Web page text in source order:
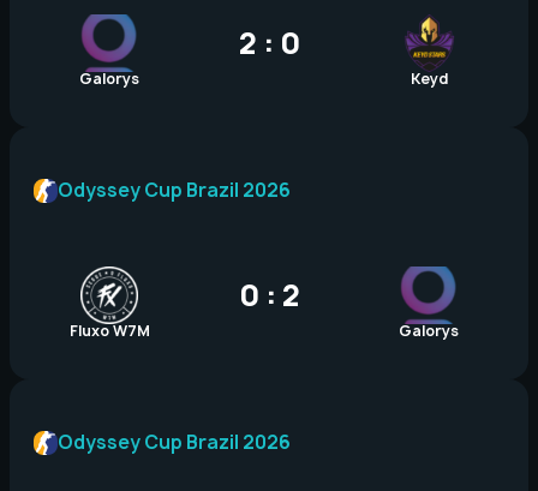
Galorys
2 : 0
Keyd
Fluxo W7M
0 : 2
Galorys
Odyssey Cup Brazil 2026
Odyssey Cup Brazil 2026